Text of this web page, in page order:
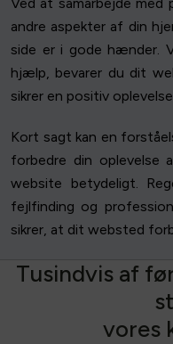
andre aspekter af din
side er i gode hænder.
hjælp, bevarer du dit
sikrer en positiv
Kort sagt kan en
forbedre din oplevelse
website betydeligt.
fejlfinding og
sikrer, at dit websted
Tusindvis af fø
st
vores